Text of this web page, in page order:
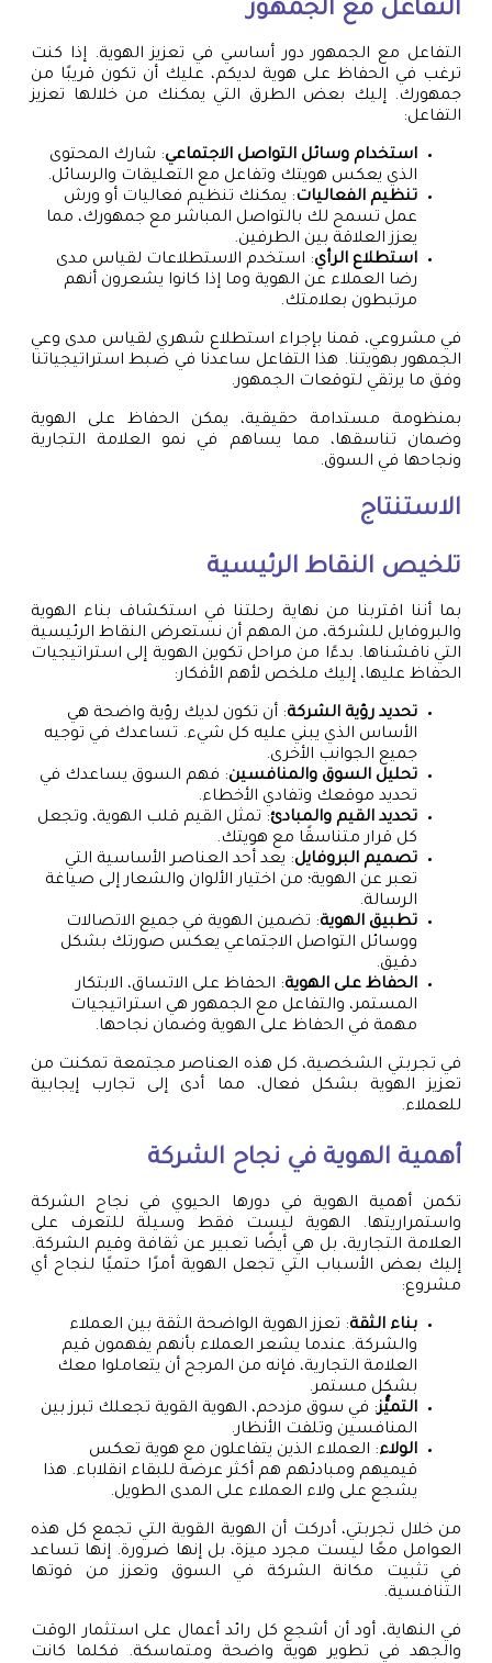
التفاعل مع الجمهور
التفاعل مع الجمهور دور أساسي في تعزيز الهوية. إذا كنت
ترغب في الحفاظ على هوية لديكم، عليك أن تكون قريبًا من
جمهورك. إليك بعض الطرق التي يمكنك من خلالها تعزيز
التفاعل:
استخدام وسائل التواصل الاجتماعي: شارك المحتوى
الذي يعكس هويتك وتفاعل مع التعليقات والرسائل.
تنظيم الفعاليات: يمكنك تنظيم فعاليات أو ورش
عمل تسمح لك بالتواصل المباشر مع جمهورك، مما
يعزز العلاقة بين الطرفين.
استطلاع الرأي: استخدم الاستطلاعات لقياس مدى
رضا العملاء عن الهوية وما إذا كانوا يشعرون أنهم
مرتبطون بعلامتك.
في مشروعي، قمنا بإجراء استطلاع شهري لقياس مدى وعي
الجمهور بهويتنا. هذا التفاعل ساعدنا في ضبط استراتيجياتنا
وفق ما يرتقي لتوقعات الجمهور.
بمنظومة مستدامة حقيقية، يمكن الحفاظ على الهوية
وضمان تناسقها، مما يساهم في نمو العلامة التجارية
ونجاحها في السوق.
الاستنتاج
تلخيص النقاط الرئيسية
بما أننا اقتربنا من نهاية رحلتنا في استكشاف بناء الهوية
والبروفايل للشركة، من المهم أن نستعرض النقاط الرئيسية
التي ناقشناها. بدءًا من مراحل تكوين الهوية إلى استراتيجيات
الحفاظ عليها، إليك ملخص لأهم الأفكار:
تحديد رؤية الشركة: أن تكون لديك رؤية واضحة هي
الأساس الذي يبني عليه كل شيء. تساعدك في توجيه
جميع الجوانب الأخرى.
تحليل السوق والمنافسين: فهم السوق يساعدك في
تحديد موقعك وتفادي الأخطاء.
تحديد القيم والمبادئ: تمثل القيم قلب الهوية، وتجعل
كل قرار متناسقًا مع هويتك.
تصميم البروفايل: يعد أحد العناصر الأساسية التي
تعبر عن الهوية؛ من اختيار الألوان والشعار إلى صياغة
الرسالة.
تطبيق الهوية: تضمين الهوية في جميع الاتصالات
ووسائل التواصل الاجتماعي يعكس صورتك بشكل
دقيق.
الحفاظ على الهوية: الحفاظ على الاتساق، الابتكار
المستمر، والتفاعل مع الجمهور هي استراتيجيات
مهمة في الحفاظ على الهوية وضمان نجاحها.
في تجربتي الشخصية، كل هذه العناصر مجتمعة تمكنت من
تعزيز الهوية بشكل فعال، مما أدى إلى تجارب إيجابية
للعملاء.
أهمية الهوية في نجاح الشركة
تكمن أهمية الهوية في دورها الحيوي في نجاح الشركة
واستمراريتها. الهوية ليست فقط وسيلة للتعرف على
العلامة التجارية، بل هي أيضًا تعبير عن ثقافة وقيم الشركة.
إليك بعض الأسباب التي تجعل الهوية أمرًا حتميًا لنجاح أي
مشروع:
بناء الثقة: تعزز الهوية الواضحة الثقة بين العملاء
والشركة. عندما يشعر العملاء بأنهم يفهمون قيم
العلامة التجارية، فإنه من المرجح أن يتعاملوا معك
بشكل مستمر.
التميُّز: في سوق مزدحم، الهوية القوية تجعلك تبرز بين
المنافسين وتلفت الأنظار.
الولاء: العملاء الذين يتفاعلون مع هوية تعكس
قيميهم ومبادئهم هم أكثر عرضة للبقاء انقلاباء. هذا
يشجع على ولاء العملاء على المدى الطويل.
من خلال تجربتي، أدركت أن الهوية القوية التي تجمع كل هذه
العوامل معًا ليست مجرد ميزة، بل إنها ضرورة. إنها تساعد
في تثبيت مكانة الشركة في السوق وتعزز من قوتها
التنافسية.
في النهاية، أود أن أشجع كل رائد أعمال على استثمار الوقت
والجهد في تطوير هوية واضحة ومتماسكة. فكلما كانت